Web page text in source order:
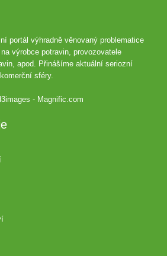
portál výhradně věnovaný problematice
výrobce potravin, provozovatele
apod. Přinášíme aktuální seriozní
sféry.
- Magnific.com